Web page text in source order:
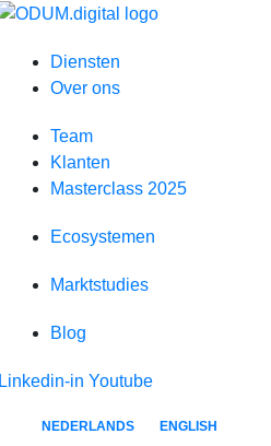
Diensten
Over ons
Team
Klanten
Masterclass 2025
Ecosystemen
Marktstudies
Blog
Linkedin-in Youtube
NEDERLANDS ENGLISH